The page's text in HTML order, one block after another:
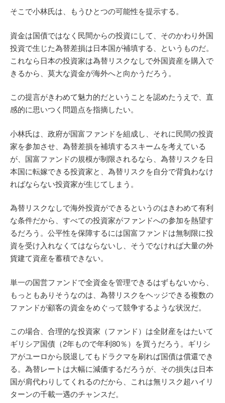
そこで小林氏は、もうひとつの可能性を提示する。
資金は国債ではなく民間からの投資にして、そのかわり外国
投資で生じた為替差損は日本国が補填する、というものだ。
これなら日本の投資家は為替リスクなしで外国資産を購入で
きるから、莫大な資金が海外へと向かうだろう。
この提言がきわめて魅力的だということを認めたうえで、直
感的に思いつく問題点を指摘したい。
小林氏は、政府が国富ファンドを組成し、それに民間の投資
家を参加させ、為替差損を補填するスキームを考えている
が、国富ファンドの規模が制限されるなら、為替リスクを日
本国に転嫁できる投資家と、為替リスクを自分で背負わなけ
ればならない投資家が生じてしまう。
為替リスクなしで海外投資ができるというのはきわめて有利
な条件だから、すべての投資家がファンドへの参加を熱望す
るだろう。公平性を保障するには国富ファンドは無制限に投
資を受け入れなくてはならないし、そうでなければ大量の外
貨建て資産を蓄積できない。
単一の国営ファンドで全資金を管理できるはずもないから、
もっともありそうなのは、為替リスクをヘッジできる複数の
ファンドが顧客の資金をめぐって競争するような状況だ。
この場合、合理的な投資家（ファンド）は全財産をはたいて
ギリシア国債（2年もので年利80％）を買うだろう。ギリシ
アがユーロから脱退してもドラクマを刷れば国債は償還でき
る。為替レートは大幅に減価するだろうが、その損失は日本
国が肩代わりしてくれるのだから、これは無リスク超ハイリ
ターンの千載一遇のチャンスだ。